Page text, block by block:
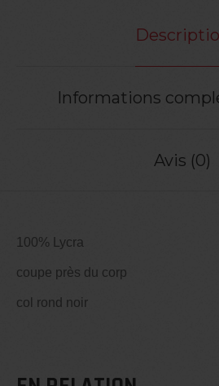
Informations
Avis (0)
100% Lycra
coupe près du corp
col rond noir